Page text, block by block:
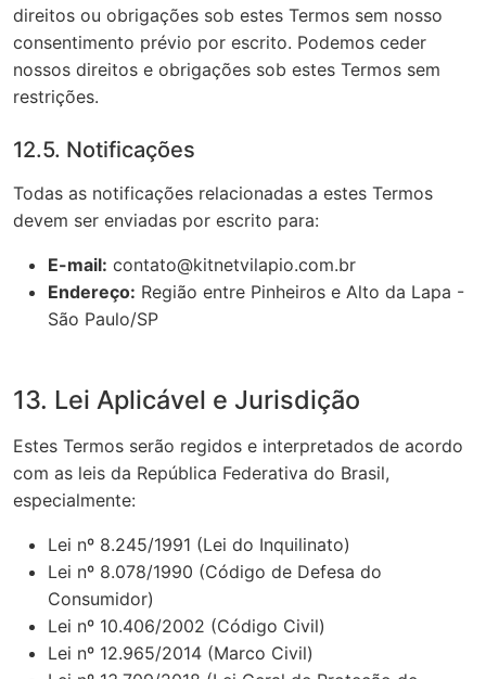
direitos ou obrigações sob estes Termos sem nosso
consentimento prévio por escrito. Podemos ceder
nossos direitos e obrigações sob estes Termos sem
restrições.
12.5. Notificações
Todas as notificações relacionadas a estes Termos
devem ser enviadas por escrito para:
E-mail: contato@kitnetvilapio.com.br
Endereço: Região entre Pinheiros e Alto da Lapa -
São Paulo/SP
13. Lei Aplicável e Jurisdição
Estes Termos serão regidos e interpretados de acordo
com as leis da República Federativa do Brasil,
especialmente:
Lei nº 8.245/1991 (Lei do Inquilinato)
Lei nº 8.078/1990 (Código de Defesa do
Consumidor)
Lei nº 10.406/2002 (Código Civil)
Lei nº 12.965/2014 (Marco Civil)